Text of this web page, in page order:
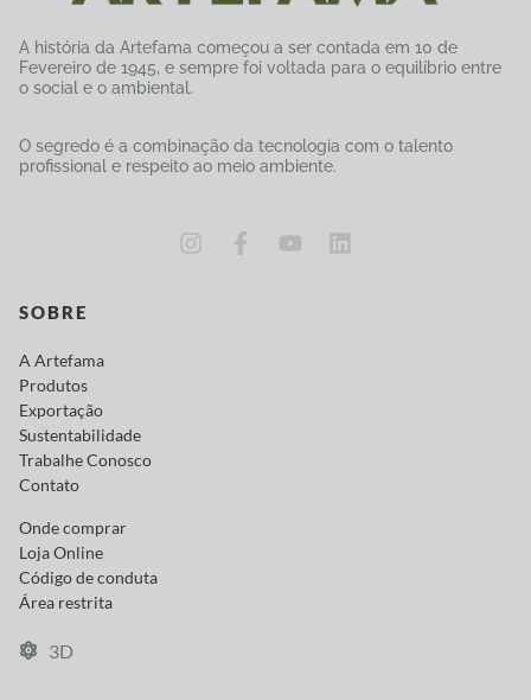
A história da Artefama começou a ser contada em 10 de
Fevereiro de 1945, e sempre foi voltada para o equilíbrio entre
o social e o ambiental.
O segredo é a combinação da tecnologia com o talento
profissional e respeito ao meio ambiente.
SOBRE
A Artefama
Produtos
Exportação
Sustentabilidade
Trabalhe Conosco
Contato
Onde comprar
Loja Online
Código de conduta
Área restrita
3D